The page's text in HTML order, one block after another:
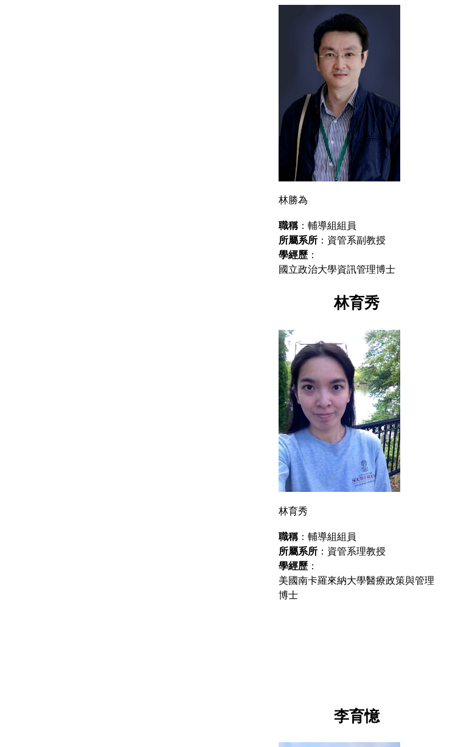
林勝為
職稱：輔導組組員
所屬系所 ：資管系副教授
學經歷 ：
國立政治大學資訊管理博士
林育秀
林育秀
職稱：輔導組組員
所屬系所 ：資管系理教授
學經歷 ：
美國南卡羅來納大學醫療政策與管理
博士
李育憶